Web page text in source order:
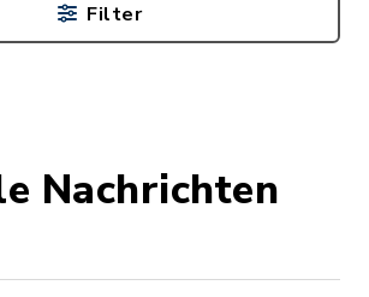
Nachrichten
Filter